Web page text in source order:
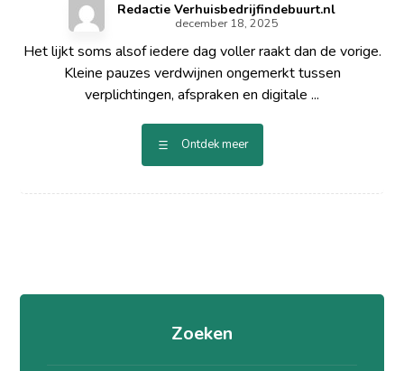
Redactie Verhuisbedrijfindebuurt.nl
december 18, 2025
Het lijkt soms alsof iedere dag voller raakt dan de vorige.
Kleine pauzes verdwijnen ongemerkt tussen
verplichtingen, afspraken en digitale ...
Ontdek meer
Zoeken